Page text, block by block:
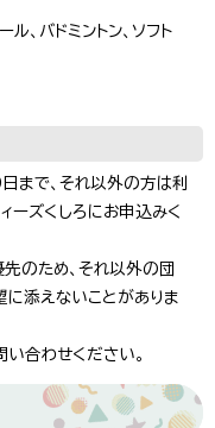
、バドミントン、ソフト
まで、それ以外の方は利
ーズくしろにお申込みく
のため、それ以外の団
添えないことがありま
い合わせください。